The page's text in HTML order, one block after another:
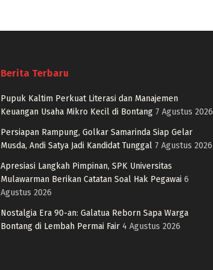
Berita Terbaru
Pupuk Kaltim Perkuat Literasi dan Manajemen
Keuangan Usaha Mikro Kecil di Bontang 7 Agustus 2026
Persiapan Rampung, Golkar Samarinda Siap Gelar
Musda, Andi Satya Jadi Kandidat Tunggal 7 Agustus 2026
Apresiasi Langkah Pimpinan, SPK Universitas
Mulawarman Berikan Catatan Soal Hak Pegawai 6
Agustus 2026
Nostalgia Era 90-an: Galatua Reborn Sapa Warga
Bontang di Lembah Permai Fair 4 Agustus 2026